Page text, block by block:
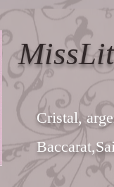
Cristal,